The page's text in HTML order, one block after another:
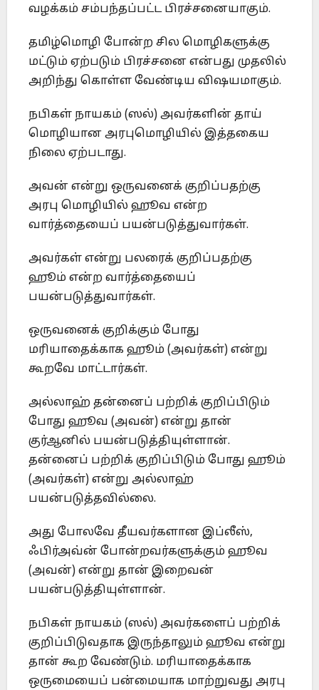
வழக்கம் சம்பந்தப்பட்ட பிரச்சனையாகும்.
தமிழ்மொழி போன்ற சில மொழிகளுக்கு
மட்டும் ஏற்படும் பிரச்சனை என்பது முதலில்
அறிந்து கொள்ள வேண்டிய விஷயமாகும்.
நபிகள் நாயகம் (ஸல்) அவர்களின் தாய்
மொழியான அரபுமொழியில் இத்தகைய
நிலை ஏற்படாது.
அவன் என்று ஒருவனைக் குறிப்பதற்கு
அரபு மொழியில் ஹூவ என்ற
வார்த்தையைப் பயன்படுத்துவார்கள்.
அவர்கள் என்று பலரைக் குறிப்பதற்கு
ஹூம் என்ற வார்த்தையைப்
பயன்படுத்துவார்கள்.
ஒருவனைக் குறிக்கும் போது
மரியாதைக்காக ஹூம் (அவர்கள்) என்று
கூறவே மாட்டார்கள்.
அல்லாஹ் தன்னைப் பற்றிக் குறிப்பிடும்
போது ஹூவ (அவன்) என்று தான்
குர்ஆனில் பயன்படுத்தியுள்ளான்.
தன்னைப் பற்றிக் குறிப்பிடும் போது ஹூம்
(அவர்கள்) என்று அல்லாஹ்
பயன்படுத்தவில்லை.
அது போலவே தீயவர்களான இப்லீஸ்,
ஃபிர்அவ்ன் போன்றவர்களுக்கும் ஹூவ
(அவன்) என்று தான் இறைவன்
பயன்படுத்தியுள்ளான்.
நபிகள் நாயகம் (ஸல்) அவர்களைப் பற்றிக்
குறிப்பிடுவதாக இருந்தாலும் ஹூவ என்று
தான் கூற வேண்டும். மரியாதைக்காக
ஒருமையைப் பன்மையாக மாற்றுவது அரபு